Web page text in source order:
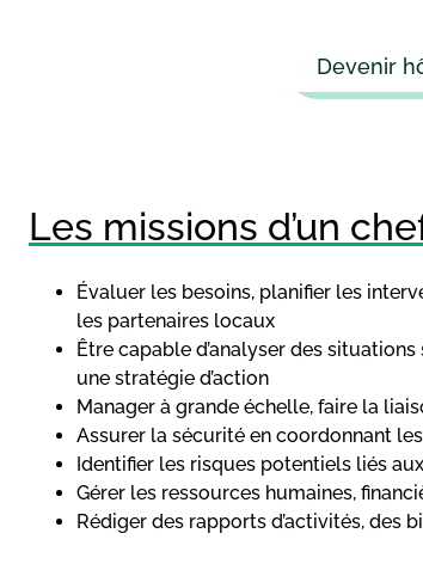
Devenir
Les missions d’un
Évaluer les besoins, planifier les
les partenaires locaux
Être capable d’analyser des
une stratégie d’action
Manager à grande échelle, faire la
Assurer la sécurité en coordonnant
Identifier les risques potentiels liés aux
Gérer les ressources humaines,
Rédiger des rapports d’activités, des